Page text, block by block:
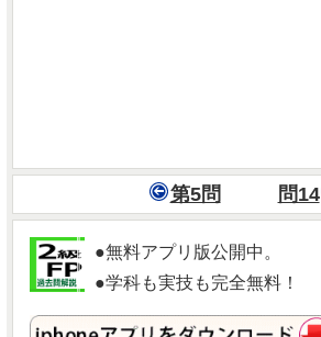
第5問 問14
●無料アプリ版公開中。
●学科も実技も完全無料！